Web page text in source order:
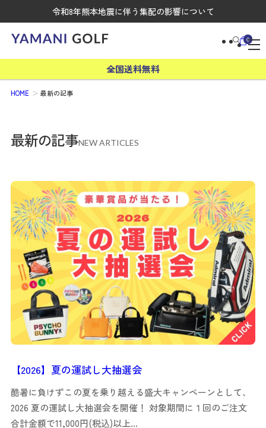
令和8年熊本地震に伴う集配の影響について
0
全国送料無料
HOME 最新の記事
最新の記事NEW ARTICLES
【2026】夏の運試し大抽選会
酷暑に負けずこの夏を乗り越える盛大キャンペーンとして、
2026 夏の運試し大抽選会を開催！ 対象期間に１回のご注文
合計金額で11,000円(税込)以上…